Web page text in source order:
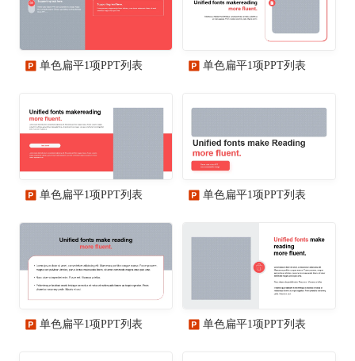
单色扁平1项PPT列表 单色扁平1项PPT列表
单色扁平1项PPT列表 单色扁平1项PPT列表
单色扁平1项PPT列表 单色扁平1项PPT列表